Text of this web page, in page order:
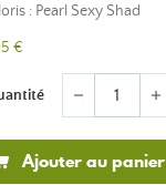
: Pearl Sexy Shad
€
remove add
Ajouter au panier